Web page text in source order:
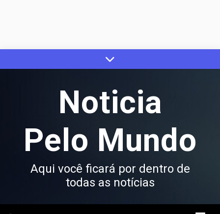
to
Noticia
Pelo Mundo
Aqui você ficará por dentro de
todas as notícias